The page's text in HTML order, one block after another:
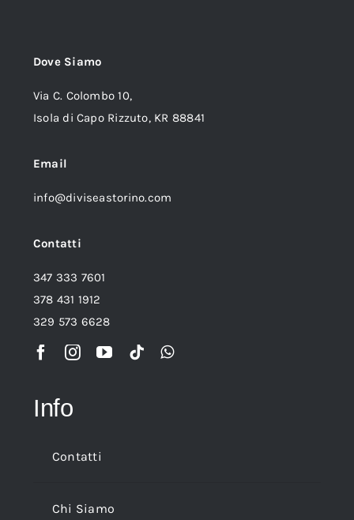
Dove Siamo
Via C. Colombo 10,
Isola di Capo Rizzuto, KR 88841
Email
info@diviseastorino.com
Contatti
347 333 7601
378 431 1912
329 573 6628
Info
Contatti
Chi Siamo